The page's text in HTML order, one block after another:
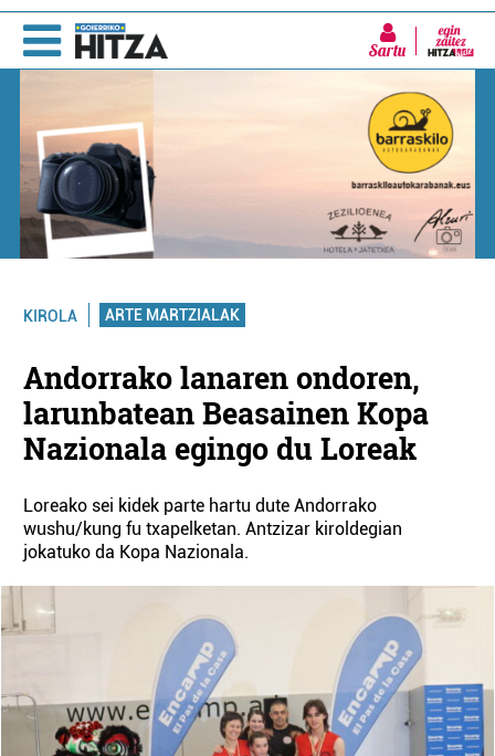
Sartu
KIROLA ARTE MARTZIALAK
Andorrako lanaren ondoren,
larunbatean Beasainen Kopa
Nazionala egingo du Loreak
Loreako sei kidek parte hartu dute Andorrako
wushu/kung fu txapelketan. Antzizar kiroldegian
jokatuko da Kopa Nazionala.